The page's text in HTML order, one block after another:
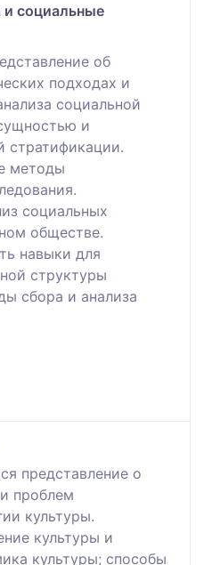
и социальные
об
подходах и
социальной
и
стратификации.
методы
социальных
обществе.
навыки для
структуры
сбора и анализа
представление о
проблем
культуры.
культуры и
культуры; способы